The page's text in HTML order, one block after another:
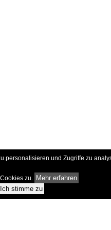
personalisieren und Zugriffe zu
zu. Mehr erfahren
Ich stimme zu